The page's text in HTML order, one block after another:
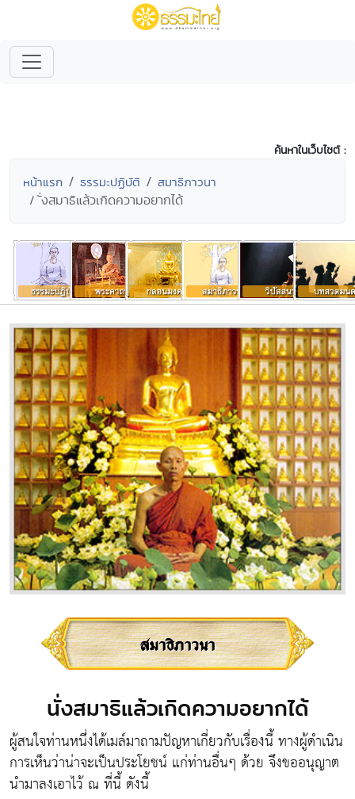
ค้นหาในเว็บไซต์ :
หน้าแรก ธรรมะปฏิบัติ สมาธิภาวนา
ั่งสมาธิแล้วเกิดความอยากได้
สมาธิภาวนา
นั่งสมาธิแล้วเกิดความอยากได้
ผู้สนใจท่านหนึ่งได้เมล์มาถามปัญหาเกี่ยวกับเรื่องนี้ ทางผู้ดำเนิน
การเห็นว่าน่าจะเป็นประโยชน์ แก่ท่านอื่นๆ ด้วย จึงขออนุญาต
นำมาลงเอาไว้ ณ ที่นี้ ดังนี้